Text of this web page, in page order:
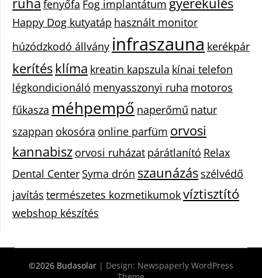
fenyőfa Fog implantátum
Happy Dog kutyatáp használt monitor
húzódzkodó állvány infraszauna kerékpár
kerítésklíma kreatin kapszula kínai telefon
légkondicionáló menyasszonyi ruha motoros
fűkasza méhpempő naperőmű natur
szappan okosóra online parfüm orvosi
kannabisz orvosi ruházat párátlanító Relax
Dental Center Syma drón szaunázás szélvédő
javítás természetes kozmetikumokvíztisztító
webshop készítés
©2026 Budasolar | Design: Newspaperly WordPress